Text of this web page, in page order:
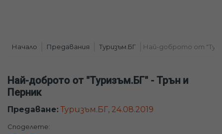
Начало Предавания Туризъм.БГ Най-доброто от
Най-доброто от "Туризъм.БГ" - Трън и
Перник
Предаване: Туризъм.БГ, 24.08.2019
Споделете: